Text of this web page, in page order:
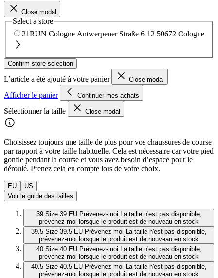
Close modal
Select a store
21RUN Cologne Antwerpener Straße 6-12 50672 Cologne
Confirm store selection
L’article a été ajouté à votre panier Close modal
Afficher le panier Continuer mes achats
Sélectionner la taille Close modal
Choisissez toujours une taille de plus pour vos chaussures de course
par rapport à votre taille habituelle. Cela est nécessaire car votre pied
gonfle pendant la course et vous avez besoin d’espace pour le
déroulé. Prenez cela en compte lors de votre choix.
EU
US
Voir le guide des tailles
39 Size 39 EU Prévenez-moi La taille n'est pas disponible,
prévenez-moi lorsque le produit est de nouveau en stock
39.5 Size 39.5 EU Prévenez-moi La taille n'est pas disponible,
prévenez-moi lorsque le produit est de nouveau en stock
40 Size 40 EU Prévenez-moi La taille n'est pas disponible,
prévenez-moi lorsque le produit est de nouveau en stock
40.5 Size 40.5 EU Prévenez-moi La taille n'est pas disponible,
prévenez-moi lorsque le produit est de nouveau en stock